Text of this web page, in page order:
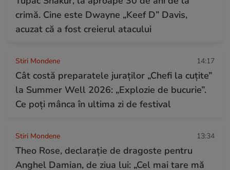
crimă. Cine este Dwayne „Keef D” Davis,
acuzat că a fost creierul atacului
Stiri Mondene 14:17
Cât costă preparatele juraților „Chefi la cuțite”
la Summer Well 2026: „Explozie de bucurie”.
Ce poți mânca în ultima zi de festival
Stiri Mondene 13:34
Theo Rose, declarație de dragoste pentru
Anghel Damian, de ziua lui: „Cel mai tare mă